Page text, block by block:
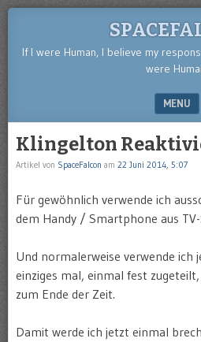
If I were Human, I believe my
were
MENU
Klingelton
Artikel von SpaceFalcon am 22 Juni 2014, 5:07
Für gewöhnlich verwende ich
dem Handy / Smartphone aus
Und normalerweise verwende ich
einziges mal, einmal fest
zum Ende der Zeit.
Damit werde ich jetzt einmal